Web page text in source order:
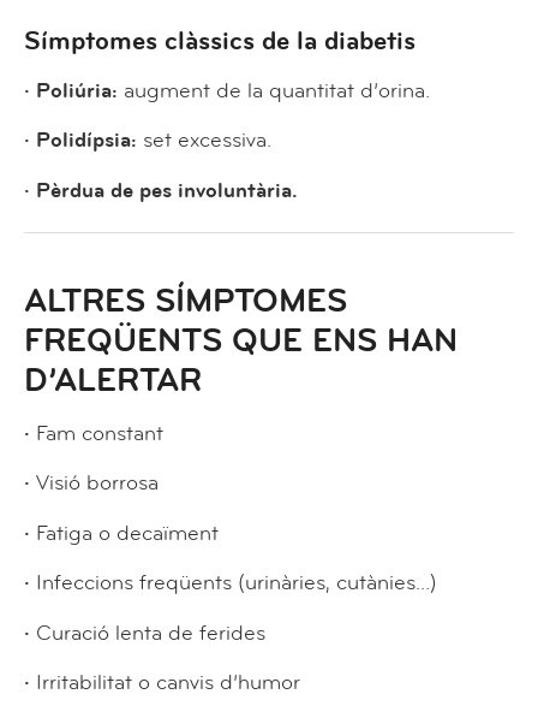
Símptomes clàssics de la diabetis
· Poliúria: augment de la quantitat d’orina.
· Polidípsia: set excessiva.
· Pèrdua de pes involuntària.
ALTRES SÍMPTOMES
FREQÜENTS QUE ENS HAN
D’ALERTAR
· Fam constant
· Visió borrosa
· Fatiga o decaïment
· Infeccions freqüents (urinàries, cutànies...)
· Curació lenta de ferides
· Irritabilitat o canvis d’humor